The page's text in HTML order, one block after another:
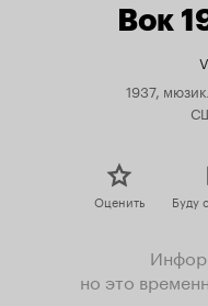
Вок
1937,
Оценить Буду
но это